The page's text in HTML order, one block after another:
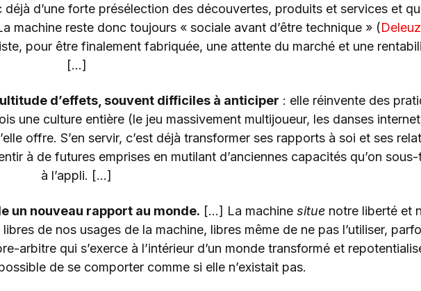
déjà d’une forte présélection des découvertes, produits et services et
machine reste donc toujours « sociale avant d’être technique » (
pour être finalement fabriquée, une attente du marché et une
[…]
d’effets, souvent difficiles à anticiper : elle réinvente des
une culture entière (le jeu massivement multijoueur, les danses
offre. S’en servir, c’est déjà transformer ses rapports à soi et ses
à de futures emprises en mutilant d’anciennes capacités qu’on
à l’appli. […]
un nouveau rapport au monde. […] La machine situenotre liberté et
de nos usages de la machine, libres même de ne pas l’utiliser,
arbitre qui s’exerce à l’intérieur d’un monde transformé et
de se comporter comme si elle n’existait pas.